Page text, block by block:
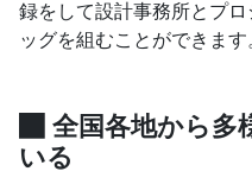
録をして設計事務所とプ
ッグを組むことができます
全国各地から多
いる